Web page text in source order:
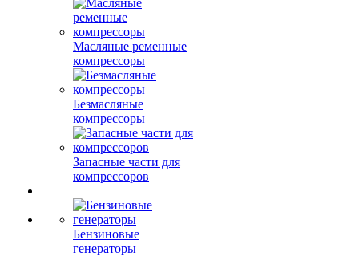
Масляные ременные
компрессоры
Безмасляные
компрессоры
Запасные части для
компрессоров
Бензиновые
генераторы